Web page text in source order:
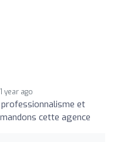
1 year ago
et
cette agence